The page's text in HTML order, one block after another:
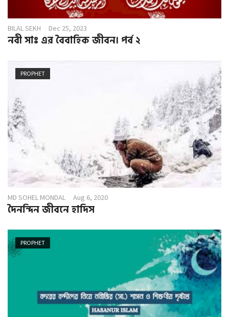
BILAL SEKH Dec 25, 2023
নবী সাঃ এর বৈবাহিক জীবন। পর্ব ২
PROPHET
MD SOHEL MONDAL Aug 6, 2020
দৈনন্দিন জীবনে হাদিস
PROPHET